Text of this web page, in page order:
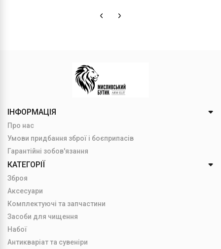
ІНФОРМАЦІЯ
Про нас
Умови придбання зброї і боєприпасів
Гарантійні зобов'язання
КАТЕГОРІЇ
Зброя
Аксесуари
Комплектуючі та запчастини
Засоби для чищення
Набої
Антикваріат та сувеніри